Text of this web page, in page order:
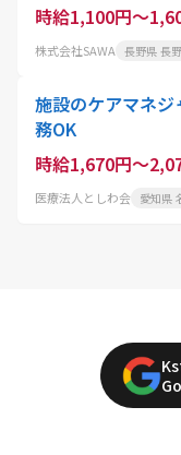
時給1,100円～
株式会社SAWA 長野県 長
施設のケアマネ
務OK
時給1,670円～
医療法人としわ会 愛知県